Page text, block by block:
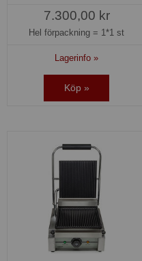
7.300,00 kr
Hel förpackning = 1*1 st
Lagerinfo »
Köp »